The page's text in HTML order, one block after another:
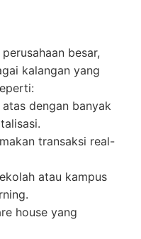
besar,
kalangan yang
dengan banyak
transaksi real-
atau kampus
house yang